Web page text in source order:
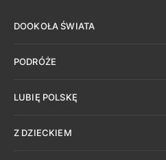
DOOKOŁA ŚWIATA
PODRÓŻE
LUBIĘ POLSKĘ
Z DZIECKIEM